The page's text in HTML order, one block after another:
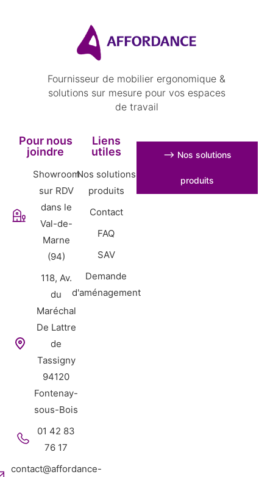
Fournisseur de mobilier ergonomique &
solutions sur mesure pour vos espaces
de travail
Pour nous
joindre
Showroom
sur RDV
dans le
Val-de-
Marne
(94)
118, Av.
du
Maréchal
De Lattre
de
Tassigny
94120
Fontenay-
sous-Bois
01 42 83
76 17
contact@affordance-
Liens
utiles
Nos solutions
produits
Contact
FAQ
SAV
Demande
d'aménagement
⟶ Nos solutions
produits